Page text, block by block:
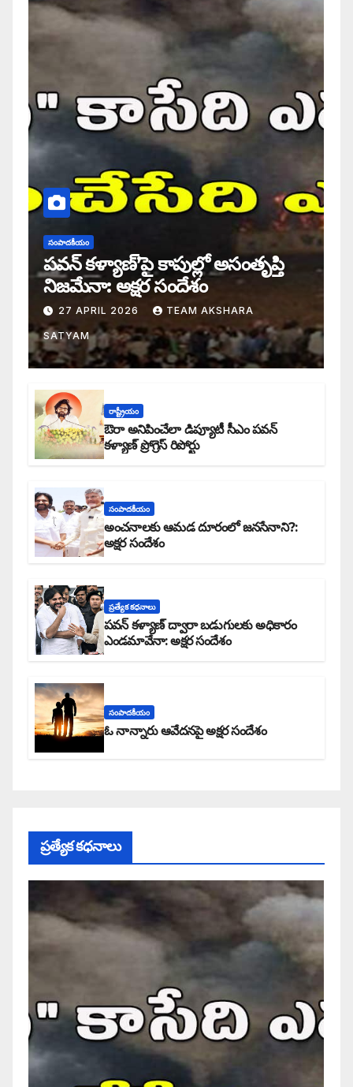
సంపాదకీయం
పవన్ కళ్యాణ్’పై కాపుల్లో అసంతృప్తి
నిజమేనా: అక్షర సందేశం
27 APRIL 2026 TEAM AKSHARA
SATYAM
రాష్ట్రీయం
ఔరా అనిపించేలా డిప్యూటీ సీఎం పవన్
కళ్యాణ్ ప్రోగ్రెస్ రిపోర్టు
సంపాదకీయం
అంచనాలకు ఆమడ దూరంలో జనసేనాని?:
అక్షర సందేశం
ప్రత్యేక కధనాలు
పవన్ కళ్యాణ్ ద్వారా బడుగులకు అధికారం
ఎండమావేనా: అక్షర సందేశం
సంపాదకీయం
ఓ నాన్నారు ఆవేదనపై అక్షర సందేశం
ప్రత్యేక కధనాలు